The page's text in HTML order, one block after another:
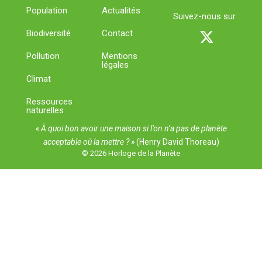
Population
Biodiversité
Pollution
Climat
Ressources
naturelles
Actualités
Contact
Mentions
légales
Suivez-nous sur :
X
-
e
r
« À quoi bon avoir une maison si l’on n’a pas de planète
acceptable où la mettre ? »(Henry David Thoreau)
© 2026 Horloge de la Planète